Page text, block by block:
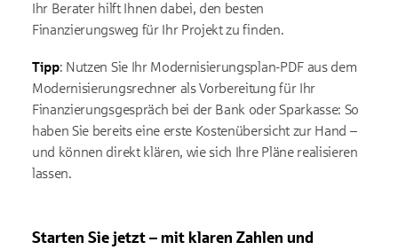
Ihr Berater hilft Ihnen dabei, den besten
Finanzierungsweg für Ihr Projekt zu finden.
Tipp: Nutzen Sie Ihr Modernisierungsplan-PDF aus dem
Modernisierungsrechner als Vorbereitung für Ihr
Finanzierungsgespräch bei der Bank oder Sparkasse: So
haben Sie bereits eine erste Kostenübersicht zur Hand –
und können direkt klären, wie sich Ihre Pläne realisieren
lassen.
Starten Sie jetzt – mit klaren Zahlen und